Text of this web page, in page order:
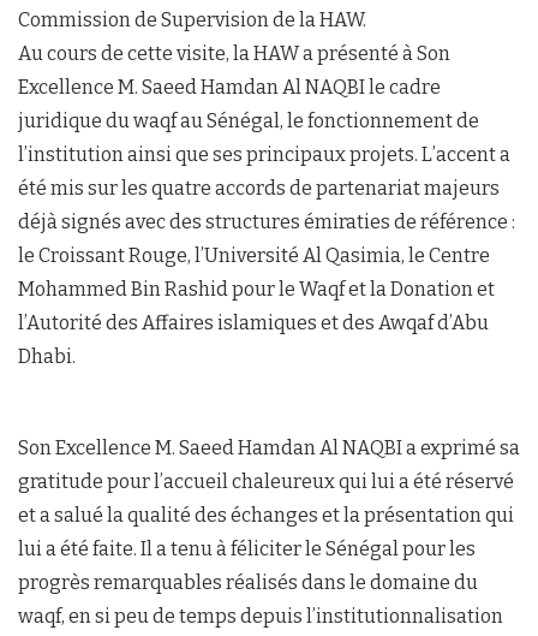
Commission de Supervision de la HAW.
Au cours de cette visite, la HAW a présenté à Son
Excellence M. Saeed Hamdan Al NAQBI le cadre
juridique du waqf au Sénégal, le fonctionnement de
l’institution ainsi que ses principaux projets. L’accent a
été mis sur les quatre accords de partenariat majeurs
déjà signés avec des structures émiraties de référence :
le Croissant Rouge, l’Université Al Qasimia, le Centre
Mohammed Bin Rashid pour le Waqf et la Donation et
l’Autorité des Affaires islamiques et des Awqaf d’Abu
Dhabi.
Son Excellence M. Saeed Hamdan Al NAQBI a exprimé sa
gratitude pour l’accueil chaleureux qui lui a été réservé
et a salué la qualité des échanges et la présentation qui
lui a été faite. Il a tenu à féliciter le Sénégal pour les
progrès remarquables réalisés dans le domaine du
waqf, en si peu de temps depuis l’institutionnalisation